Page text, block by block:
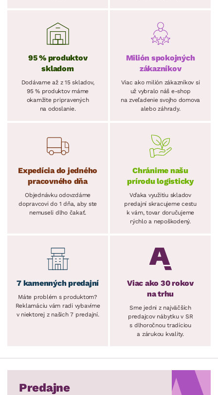
95 % produktov
skladom
Dodávame až z 15 skladov,
95 % produktov máme
okamžite pripravených
na odoslanie.
Milión spokojných
zákazníkov
Viac ako milión zákazníkov si
už vybralo náš e-shop
na zveľadenie svojho domova
alebo záhrady.
Expedícia do jedného
pracovného dňa
Objednávku odovzdáme
dopravcovi do 1 dňa, aby ste
nemuseli dlho čakať.
Chránime našu
prírodu logisticky
Vďaka využitiu skladov
predajní skracujeme cestu
k vám, tovar doručujeme
rýchlo a nepoškodený.
7 kamenných predajní
Máte problém s produktom?
Reklamáciu vám radi vybavíme
v niektorej z našich 7 predajní.
Viac ako 30 rokov
na trhu
Sme jedni z najväčších
predajcov nábytku v SR
s dlhoročnou tradíciou
a zárukou kvality.
Predajne